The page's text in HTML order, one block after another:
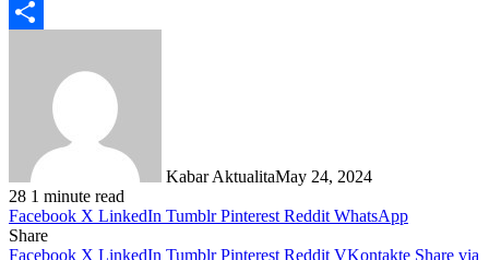
Telegram
Kabar AktualitaMay 24, 2024
28 1 minute read
Facebook X LinkedIn Tumblr Pinterest Reddit WhatsApp
Share
Facebook X LinkedIn Tumblr Pinterest Reddit VKontakte Share via